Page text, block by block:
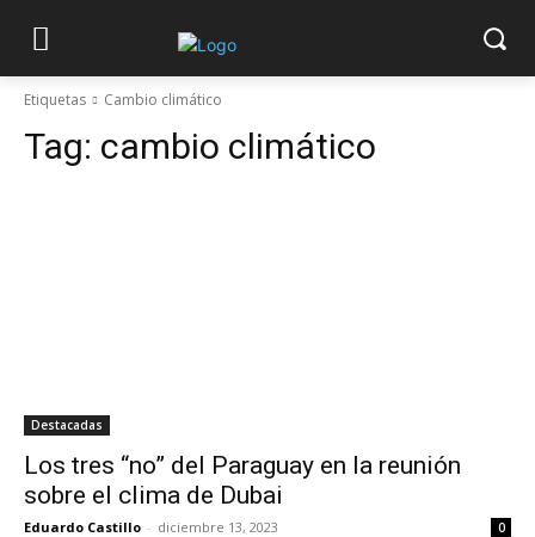
Etiquetas Cambio climático
Tag: cambio climático
Destacadas
Los tres “no” del Paraguay en la reunión
sobre el clima de Dubai
Eduardo Castillo - diciembre 13, 2023 0